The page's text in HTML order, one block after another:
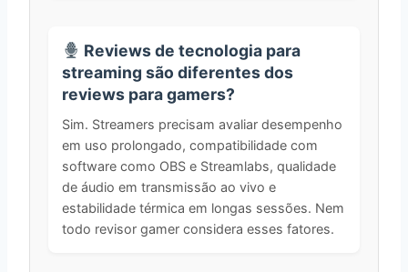
Reviews de tecnologia para
streaming são diferentes dos
reviews para gamers?
Sim. Streamers precisam avaliar desempenho
em uso prolongado, compatibilidade com
software como OBS e Streamlabs, qualidade
de áudio em transmissão ao vivo e
estabilidade térmica em longas sessões. Nem
todo revisor gamer considera esses fatores.